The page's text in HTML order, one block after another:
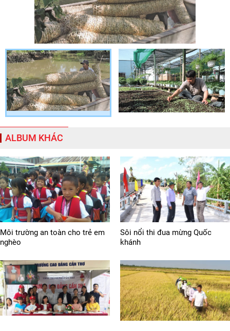
ALBUM KHÁC
Môi trường an toàn cho trẻ em
nghèo
Sôi nổi thi đua mừng Quốc
khánh